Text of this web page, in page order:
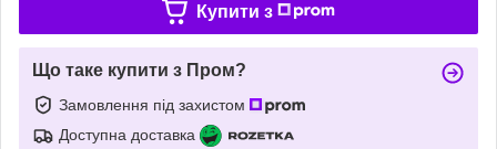
Купити з
Що таке купити з Пром?
Замовлення під захистом
Доступна доставка